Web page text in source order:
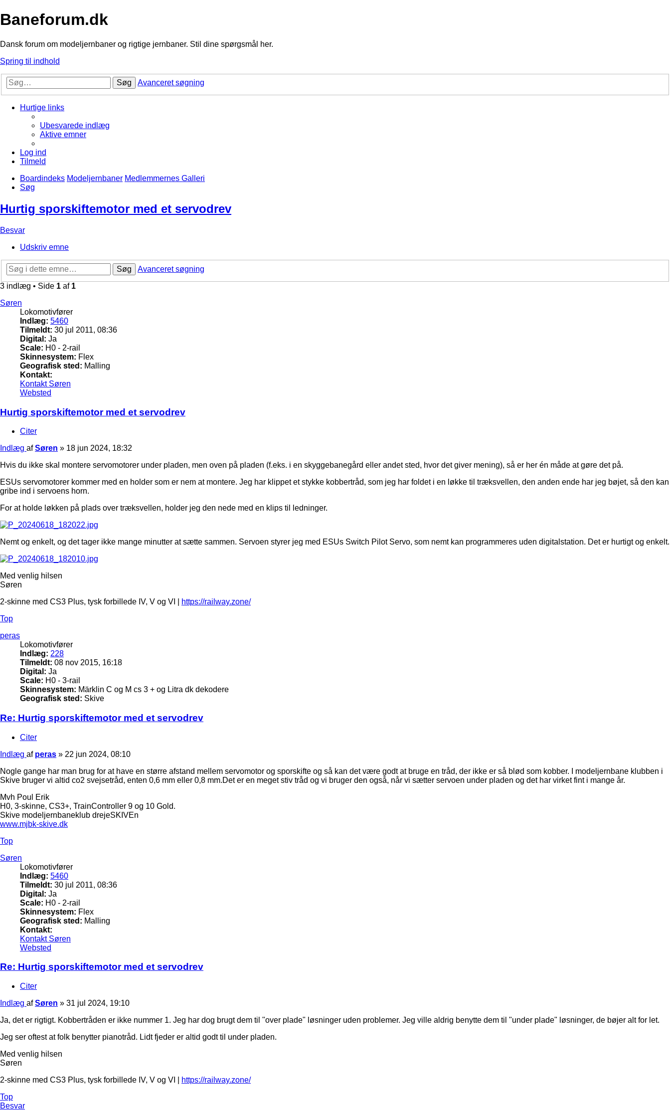
Baneforum.dk
Dansk forum om modeljernbaner og rigtige jernbaner. Stil dine spørgsmål her.
Spring til indhold
Søg Avanceret søgning
Hurtige links
Ubesvarede indlæg
Aktive emner
Log ind
Tilmeld
Boardindeks Modeljernbaner Medlemmernes Galleri
Søg
Hurtig sporskiftemotor med et servodrev
Besvar
Udskriv emne
Søg
Avanceret søgning
3 indlæg • Side 1 af 1
Søren
Lokomotivfører
Indlæg: 5460
Tilmeldt: 30 jul 2011, 08:36
Digital: Ja
Scale: H0 - 2-rail
Skinnesystem: Flex
Geografisk sted: Malling
Kontakt:
Kontakt Søren
Websted
Hurtig sporskiftemotor med et servodrev
Citer
Indlæg afSøren » 18 jun 2024, 18:32
Hvis du ikke skal montere servomotorer under pladen, men oven på pladen (f.eks. i en skyggebanegård eller andet sted, hvor det giver mening), så er her én måde at gøre det på.
ESUs servomotorer kommer med en holder som er nem at montere. Jeg har klippet et stykke kobbertråd, som jeg har foldet i en løkke til træksvellen, den anden ende har jeg bøjet, så den kan
gribe ind i servoens horn.
For at holde løkken på plads over træksvellen, holder jeg den nede med en klips til ledninger.
Nemt og enkelt, og det tager ikke mange minutter at sætte sammen. Servoen styrer jeg med ESUs Switch Pilot Servo, som nemt kan programmeres uden digitalstation. Det er hurtigt og enkelt.
Med venlig hilsen
Søren
2-skinne med CS3 Plus, tysk forbillede IV, V og VI |
https://railway.zone/
Top
peras
Lokomotivfører
Indlæg: 228
Tilmeldt: 08 nov 2015, 16:18
Digital: Ja
Scale: H0 - 3-rail
Skinnesystem: Märklin C og M cs 3 + og Litra dk dekodere
Geografisk sted: Skive
Re: Hurtig sporskiftemotor med et servodrev
Citer
Indlæg af peras » 22 jun 2024, 08:10
Nogle gange har man brug for at have en større afstand mellem servomotor og sporskifte og så kan det være godt at bruge en tråd, der ikke er så blød som kobber. I modeljernbane klubben i
Skive bruger vi altid co2 svejsetråd, enten 0,6 mm eller 0,8 mm.Det er en meget stiv tråd og vi bruger den også, når vi sætter servoen under pladen og det har virket fint i mange år.
Mvh Poul Erik
H0, 3-skinne, CS3+, TrainController 9 og 10 Gold.
Skive modeljernbaneklub drejeSKIVEn
www.mjbk-skive.dk
Top
Søren
Lokomotivfører
Indlæg: 5460
Tilmeldt: 30 jul 2011, 08:36
Digital: Ja
Scale: H0 - 2-rail
Skinnesystem: Flex
Geografisk sted: Malling
Kontakt:
Kontakt Søren
Websted
Re: Hurtig sporskiftemotor med et servodrev
Citer
Indlæg afSøren » 31 jul 2024, 19:10
Ja, det er rigtigt. Kobbertråden er ikke nummer 1. Jeg har dog brugt dem til "over plade" løsninger uden problemer. Jeg ville aldrig benytte dem til "under plade" løsninger, de bøjer alt for let.
Jeg ser oftest at folk benytter pianotråd. Lidt fjeder er altid godt til under pladen.
Med venlig hilsen
Søren
2-skinne med CS3 Plus, tysk forbillede IV, V og VI |
https://railway.zone/
Top
Besvar